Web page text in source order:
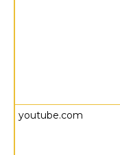
youtube.com